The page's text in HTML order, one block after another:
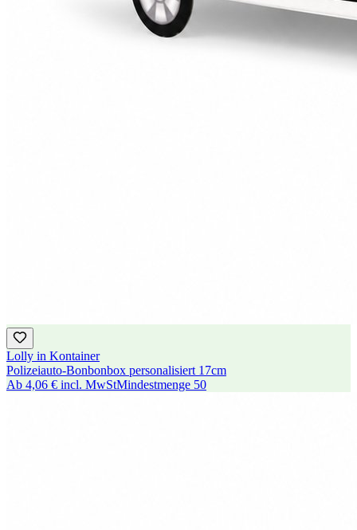
Lolly in Kontainer
Polizeiauto-Bonbonbox personalisiert 17cm
Ab 4,06 € incl. MwStMindestmenge 50